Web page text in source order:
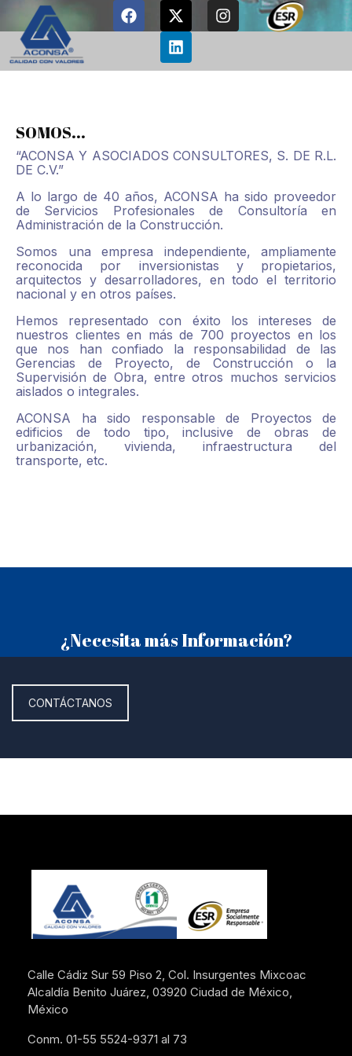
SOMOS...
“ACONSA Y ASOCIADOS CONSULTORES, S. DE R.L.
DE C.V.”
A lo largo de 40 años, ACONSA ha sido proveedor
de Servicios Profesionales de Consultoría en
Administración de la Construcción.
Somos una empresa independiente, ampliamente
reconocida por inversionistas y propietarios,
arquitectos y desarrolladores, en todo el territorio
nacional y en otros países.
Hemos representado con éxito los intereses de
nuestros clientes en más de 700 proyectos en los
que nos han confiado la responsabilidad de las
Gerencias de Proyecto, de Construcción o la
Supervisión de Obra, entre otros muchos servicios
aislados o integrales.
ACONSA ha sido responsable de Proyectos de
edificios de todo tipo, inclusive de obras de
urbanización, vivienda, infraestructura del
transporte, etc.
¿Necesita más Información?
CONTÁCTANOS
Calle Cádiz Sur 59 Piso 2, Col. Insurgentes Mixcoac
Alcaldía Benito Juárez, 03920 Ciudad de México,
México
Conm. 01-55 5524-9371 al 73